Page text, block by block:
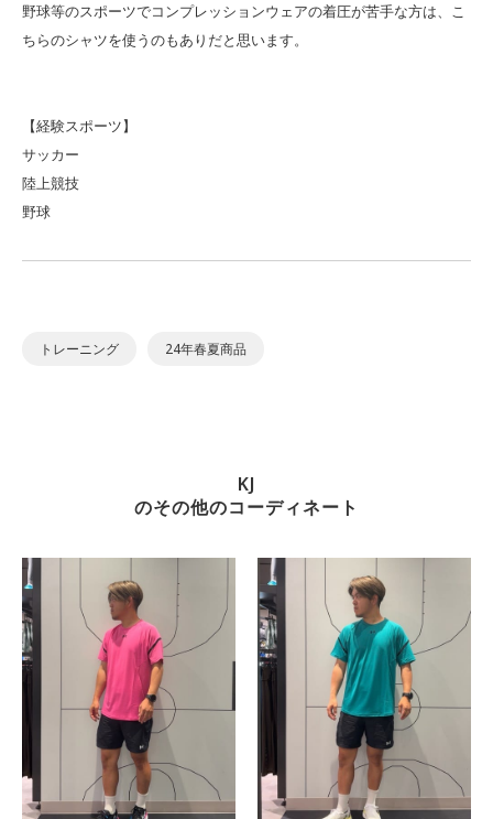
野球等のスポーツでコンプレッションウェアの着圧が苦手な方は、こ
ちらのシャツを使うのもありだと思います。
【経験スポーツ】
サッカー
陸上競技
野球
トレーニング 24年春夏商品
KJ
のその他のコーディネート